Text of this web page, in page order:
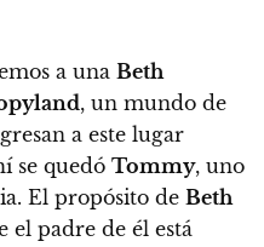
a una Beth
, un mundo de
a este lugar
se quedó Tommy, uno
El propósito de Beth
el padre de él está